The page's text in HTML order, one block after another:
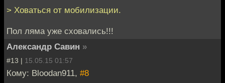
> Ховаться от мобилизации.
Пол ляма уже сховались!!!
Александр Савин »
#13 | 15.05.15 01:57
Кому: Bloodan911, #8